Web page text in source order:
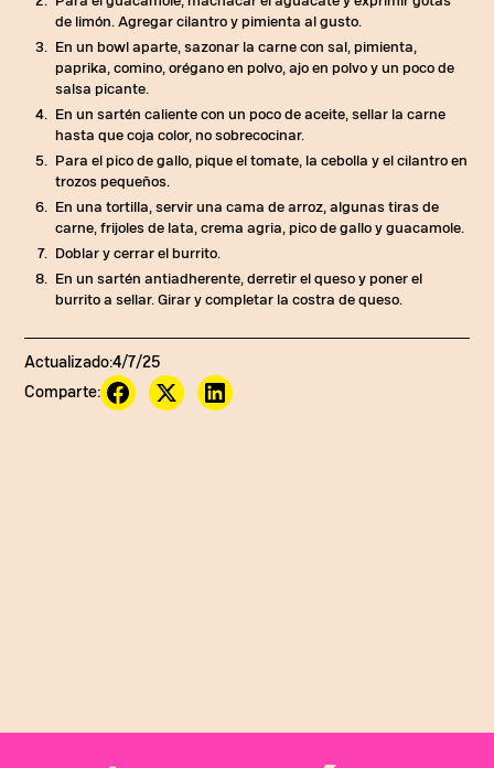
de limón. Agregar cilantro y pimienta al gusto.
En un bowl aparte, sazonar la carne con sal, pimienta,
paprika, comino, orégano en polvo, ajo en polvo y un poco de
salsa picante.
En un sartén caliente con un poco de aceite, sellar la carne
hasta que coja color, no sobrecocinar.
Para el pico de gallo, pique el tomate, la cebolla y el cilantro en
trozos pequeños.
En una tortilla, servir una cama de arroz, algunas tiras de
carne, frijoles de lata, crema agria, pico de gallo y guacamole.
Doblar y cerrar el burrito.
En un sartén antiadherente, derretir el queso y poner el
burrito a sellar. Girar y completar la costra de queso.
Actualizado:4/7/25
Comparte: